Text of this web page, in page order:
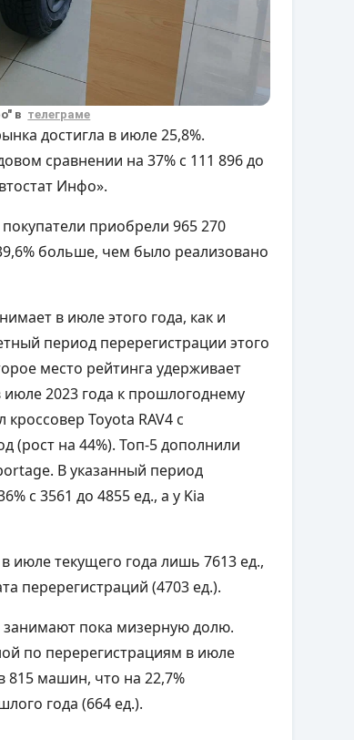
в телеграме
достигла в июле 25,8%.
сравнении на 37% с 111 896 до
Инфо».
приобрели 965 270
больше, чем было реализовано
в июле этого года, как и
период перерегистрации этого
место рейтинга удерживает
2023 года к прошлогоднему
Toyota RAV4 с
(рост на 44%). Топ-5 дополнили
В указанный период
с 3561 до 4855 ед., а у Kia
июле текущего года лишь 7613 ед.,
перерегистраций (4703 ед.).
занимают пока мизерную долю.
по перерегистрациям в июле
815 машин, что на 22,7%
года (664 ед.).